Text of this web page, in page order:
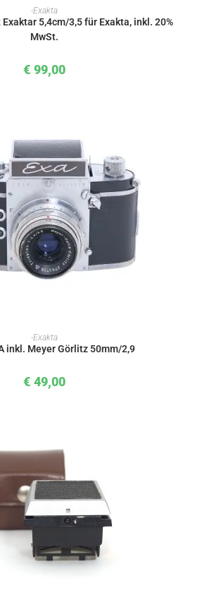
IN DEN WARENKORB
-Exakta
5,4cm/3,5 für Exakta, inkl. 20%
MwSt.
€ 99,00
IN DEN WARENKORB
-Exakta
inkl. Meyer Görlitz 50mm/2,9
€ 49,00